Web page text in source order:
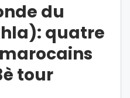
du
quatre
tour